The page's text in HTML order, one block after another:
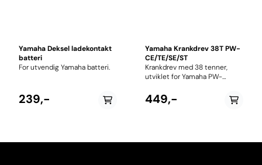
Yamaha Deksel ladekontakt
batteri
For utvendig Yamaha batteri.
239,-
Yamaha Krankdrev 38T PW-
CE/TE/SE/ST
Krankdrev med 38 tenner,
utviklet for Yamaha PW-
Dette krankdrevet gir en
optimal balanse mellom kraft
utforming sørger drevet for
449,-